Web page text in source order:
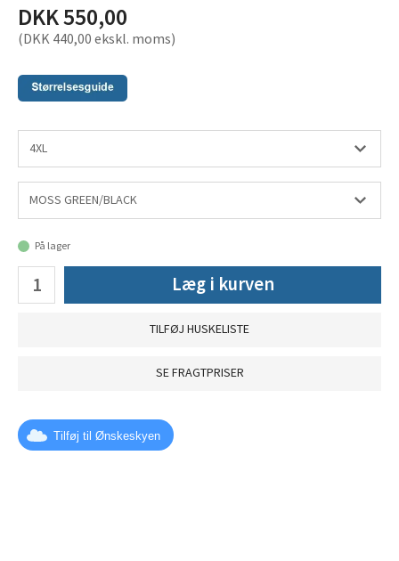
DKK 550,00
(DKK 440,00 ekskl. moms)
På lager
Læg i kurven
TILFØJ HUSKELISTE
SE FRAGTPRISER
Tilføj til Ønskeskyen